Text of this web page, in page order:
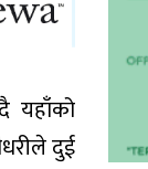
यहाँको
दुई